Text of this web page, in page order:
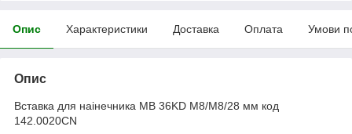
Опис Характеристики Доставка Оплата Умови
Опис
Вставка для наінечника MB 36KD M8/М8/28 мм код
142.0020CN